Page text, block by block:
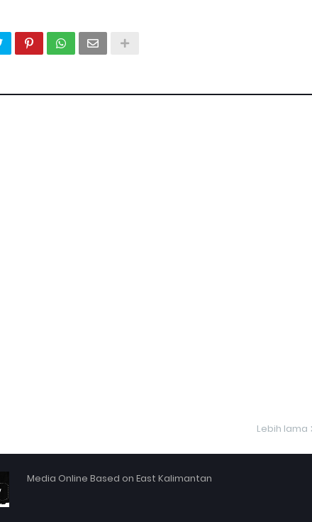
Lebih lama
Media Online Based on East Kalimantan